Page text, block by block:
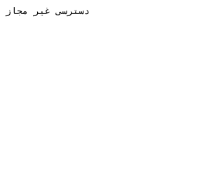
دسترسی غیر مجاز